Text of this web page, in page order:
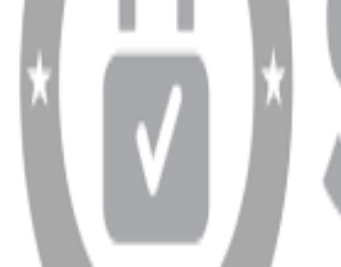
info@dukkanhifi.com0850 441 40 44
0850 441 40 44
Pazartesi - Cuma 09:30 - 19:30, Cumartesi 10:00 - 18:00